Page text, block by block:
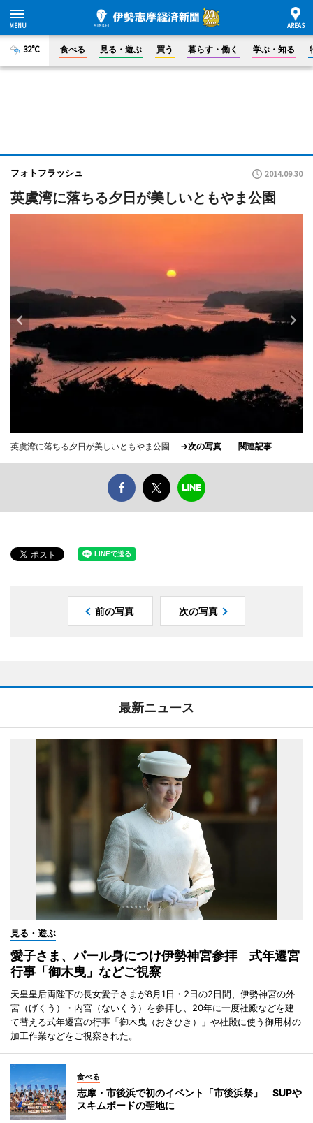
32°C 食べる 見る・遊ぶ 買う 暮らす・働く 学ぶ・知る
フォトフラッシュ 2014.09.30
英虞湾に落ちる夕日が美しいともやま公園
英虞湾に落ちる夕日が美しいともやま公園 →次の写真 関連記事
前の写真 次の写真
最新ニュース
見る・遊ぶ
愛子さま、パール身につけ伊勢神宮参拝 式年遷宮
行事「御木曳」などご視察
天皇皇后両陛下の長女愛子さまが8月1日・2日の2日間、伊勢神宮の外
宮（げくう）・内宮（ないくう）を参拝し、20年に一度社殿などを建
て替える式年遷宮の行事「御木曳（おきひき）」や社殿に使う御用材の
加工作業などをご視察された。
食べる
志摩・市後浜で初のイベント「市後浜祭」 SUPや
スキムボードの聖地に